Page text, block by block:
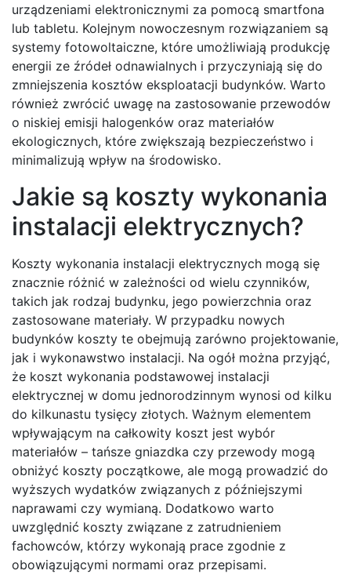
urządzeniami elektronicznymi za pomocą smartfona
lub tabletu. Kolejnym nowoczesnym rozwiązaniem są
systemy fotowoltaiczne, które umożliwiają produkcję
energii ze źródeł odnawialnych i przyczyniają się do
zmniejszenia kosztów eksploatacji budynków. Warto
również zwrócić uwagę na zastosowanie przewodów
o niskiej emisji halogenków oraz materiałów
ekologicznych, które zwiększają bezpieczeństwo i
minimalizują wpływ na środowisko.
Jakie są koszty wykonania
instalacji elektrycznych?
Koszty wykonania instalacji elektrycznych mogą się
znacznie różnić w zależności od wielu czynników,
takich jak rodzaj budynku, jego powierzchnia oraz
zastosowane materiały. W przypadku nowych
budynków koszty te obejmują zarówno projektowanie,
jak i wykonawstwo instalacji. Na ogół można przyjąć,
że koszt wykonania podstawowej instalacji
elektrycznej w domu jednorodzinnym wynosi od kilku
do kilkunastu tysięcy złotych. Ważnym elementem
wpływającym na całkowity koszt jest wybór
materiałów – tańsze gniazdka czy przewody mogą
obniżyć koszty początkowe, ale mogą prowadzić do
wyższych wydatków związanych z późniejszymi
naprawami czy wymianą. Dodatkowo warto
uwzględnić koszty związane z zatrudnieniem
fachowców, którzy wykonają prace zgodnie z
obowiązującymi normami oraz przepisami.